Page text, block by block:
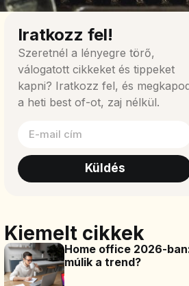
Iratkozz fel!
Szeretnél a lényegre törő,
válogatott cikkeket és tippeket
kapni? Iratkozz fel, és
a heti best of-ot, zaj nélkül.
Küldés
Kiemelt cikkek
Home office 2026-
múlik a trend?